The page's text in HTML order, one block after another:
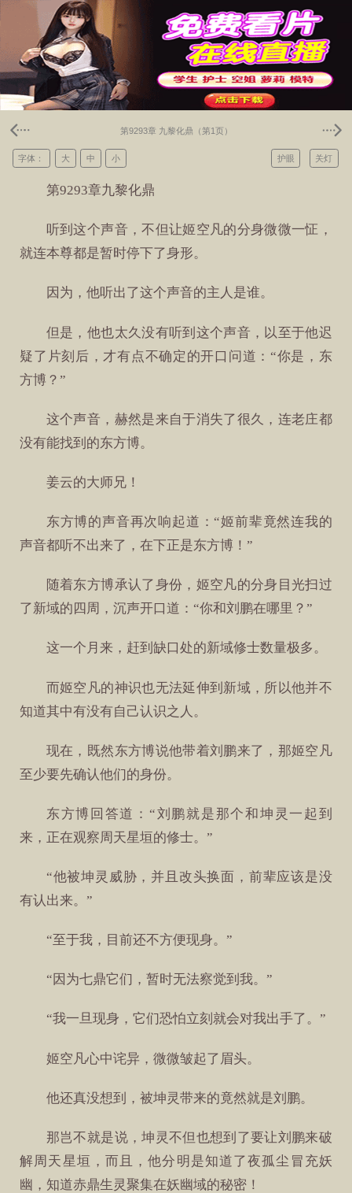
第9293章 九黎化鼎（第1页）
关灯
护眼
字体： 大 中 小
第9293章九黎化鼎
听到这个声音，不但让姬空凡的分身微微一怔，
就连本尊都是暂时停下了身形。
因为，他听出了这个声音的主人是谁。
但是，他也太久没有听到这个声音，以至于他迟
疑了片刻后，才有点不确定的开口问道：“你是，东
方博？”
这个声音，赫然是来自于消失了很久，连老庄都
没有能找到的东方博。
姜云的大师兄！
东方博的声音再次响起道：“姬前辈竟然连我的
声音都听不出来了，在下正是东方博！”
随着东方博承认了身份，姬空凡的分身目光扫过
了新域的四周，沉声开口道：“你和刘鹏在哪里？”
这一个月来，赶到缺口处的新域修士数量极多。
而姬空凡的神识也无法延伸到新域，所以他并不
知道其中有没有自己认识之人。
现在，既然东方博说他带着刘鹏来了，那姬空凡
至少要先确认他们的身份。
东方博回答道：“刘鹏就是那个和坤灵一起到
来，正在观察周天星垣的修士。”
“他被坤灵威胁，并且改头换面，前辈应该是没
有认出来。”
“至于我，目前还不方便现身。”
“因为七鼎它们，暂时无法察觉到我。”
“我一旦现身，它们恐怕立刻就会对我出手了。”
姬空凡心中诧异，微微皱起了眉头。
他还真没想到，被坤灵带来的竟然就是刘鹏。
那岂不就是说，坤灵不但也想到了要让刘鹏来破
解周天星垣，而且，他分明是知道了夜孤尘冒充妖
幽，知道赤鼎生灵聚集在妖幽域的秘密！